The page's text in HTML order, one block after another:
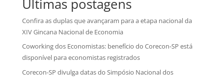
Últimas postagens
Confira as duplas que avançaram para a etapa nacional da
XIV Gincana Nacional de Economia
Coworking dos Economistas: benefício do Corecon-SP está
disponível para economistas registrados
Corecon-SP divulga datas do Simpósio Nacional dos